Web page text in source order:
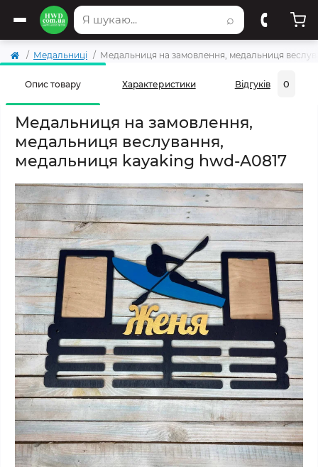
⌕
Медальниці Медальниця на замовлення, медальниця
Опис товару Характеристики Відгуків 0
Медальниця на замовлення,
медальниця веслування,
медальниця kayaking hwd-A0817